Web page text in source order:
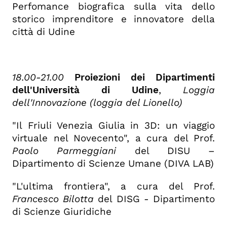
Perfomance biografica sulla vita dello
storico imprenditore e innovatore della
città di Udine
18.00-21.00
Proiezioni dei Dipartimenti
dell'Università di Udine, Loggia
dell'Innovazione (loggia del Lionello)
"Il Friuli Venezia Giulia in 3D: un viaggio
virtuale nel Novecento", a cura del Prof.
Paolo Parmeggianidel DISU –
Dipartimento di Scienze Umane (DIVA LAB)
"L'ultima frontiera", a cura del Prof.
Francesco Bilotta del DISG - Dipartimento
di Scienze Giuridiche